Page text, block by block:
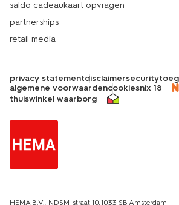
saldo cadeaukaart opvragen
partnerships
retail media
privacy statementdisclaimersecurity
algemene voorwaardencookiesnix 18
thuiswinkel waarborg
HEMA B.V., NDSM-straat 10,1033 SB Amsterdam